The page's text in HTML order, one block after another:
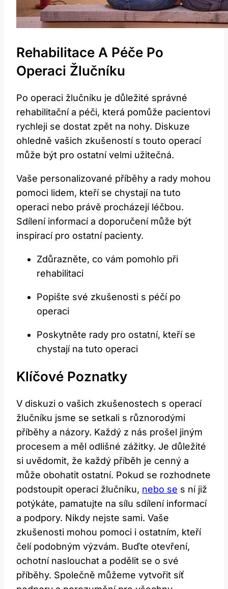
Rehabilitace ​a⁣ Péče Po⁣
Operaci Žlučníku
Po operaci žlučníku je důležité správné
rehabilitační a péči, ⁤která pomůže pacientovi
rychleji se dostat zpět‍ na nohy. Diskuze
⁢ohledně vašich zkušeností s touto operací
může být pro ‌ostatní velmi užitečná.
Vaše​ personalizované příběhy a rady‌ mohou
pomoci​ lidem, kteří ‌se chystají na ​tuto
operaci‍ nebo právě procházejí léčbou.
Sdílení informací a doporučení může být⁢
inspirací ‍pro ostatní pacienty.
Zdůrazněte, ‍co vám pomohlo při
rehabilitaci
Popište své zkušenosti ⁤s péčí po
operaci
Poskytněte rady pro ostatní, kteří se
chystají na tuto operaci
Klíčové Poznatky
V⁢ diskuzi o⁤ vašich zkušenostech s operací
žlučníku jsme se‍ setkali s⁢ různorodými
příběhy a názory. Každý z nás prošel jiným
procesem a měl ⁣odlišné zážitky. Je důležité
si uvědomit, že každý příběh je cenný a
může obohatit ostatní. Pokud se⁢ rozhodnete
podstoupit⁤ operaci žlučníku, nebo se s ní již
⁢potýkáte, pamatujte na sílu⁤ sdílení informací
a podpory. Nikdy nejste sami. Vaše
zkušenosti mohou​ pomoci i ostatním, kteří
‌čelí⁣ podobným výzvám. Buďte otevření,
ochotní‌ naslouchat a podělit se⁤ o své
příběhy. Společně můžeme vytvořit síť